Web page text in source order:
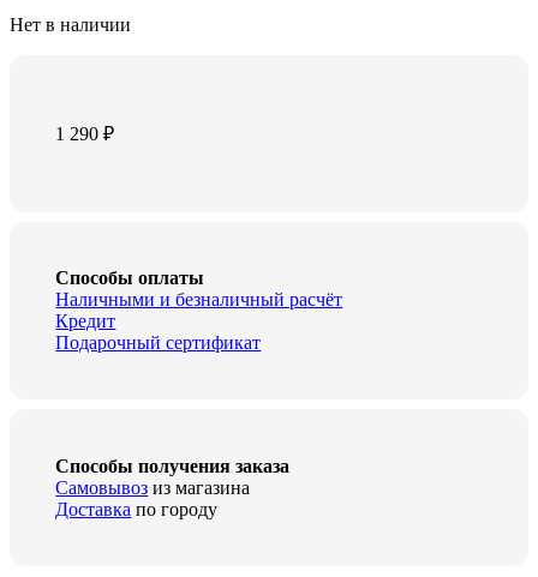
Нет в наличии
1 290₽
Способы оплаты
Наличными и безналичный расчёт
Кредит
Подарочный сертификат
Способы получения заказа
Самовывоз из магазина
Доставка по городу